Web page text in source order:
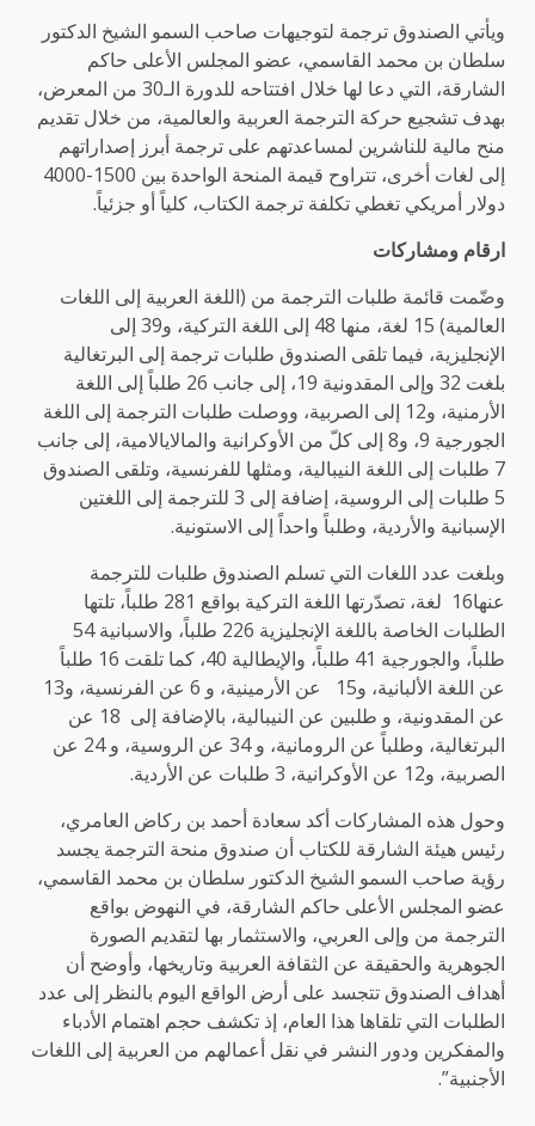
ويأتي الصندوق ترجمة لتوجيهات صاحب السمو الشيخ الدكتور
سلطان بن محمد القاسمي، عضو المجلس الأعلى حاكم
الشارقة، التي دعا لها خلال افتتاحه للدورة الـ30 من المعرض،
بهدف تشجيع حركة الترجمة العربية والعالمية، من خلال تقديم
منح مالية للناشرين لمساعدتهم على ترجمة أبرز إصداراتهم
إلى لغات أخرى، تتراوح قيمة المنحة الواحدة بين 1500-4000
دولار أمريكي تغطي تكلفة ترجمة الكتاب، كلياً أو جزئياً.
ارقام ومشاركات
وضّمت قائمة طلبات الترجمة من (اللغة العربية إلى اللغات
العالمية) 15 لغة، منها 48 إلى اللغة التركية، و39 إلى
الإنجليزية، فيما تلقى الصندوق طلبات ترجمة إلى البرتغالية
بلغت 32 وإلى المقدونية 19، إلى جانب 26 طلباً إلى اللغة
الأرمنية، و12 إلى الصربية، ووصلت طلبات الترجمة إلى اللغة
الجورجية 9، و8 إلى كلّ من الأوكرانية والمالايالامية، إلى جانب
7 طلبات إلى اللغة النيبالية، ومثلها للفرنسية، وتلقى الصندوق
5 طلبات إلى الروسية، إضافة إلى 3 للترجمة إلى اللغتين
الإسبانية والأردية، وطلباً واحداً إلى الاستونية.
وبلغت عدد اللغات التي تسلم الصندوق طلبات للترجمة
عنها16 لغة، تصدّرتها اللغة التركية بواقع 281 طلباً، تلتها
الطلبات الخاصة باللغة الإنجليزية 226 طلباً، والاسبانية 54
طلباً، والجورجية 41 طلباً، والإيطالية 40، كما تلقت 16 طلباً
عن اللغة الألبانية، و15 عن الأرمينية، و 6 عن الفرنسية، و13
عن المقدونية، و طلبين عن النيبالية، بالإضافة إلى 18 عن
البرتغالية، وطلباً عن الرومانية، و 34 عن الروسية، و 24 عن
الصربية، و12 عن الأوكرانية، 3 طلبات عن الأردية.
وحول هذه المشاركات أكد سعادة أحمد بن ركاض العامري،
رئيس هيئة الشارقة للكتاب أن صندوق منحة الترجمة يجسد
رؤية صاحب السمو الشيخ الدكتور سلطان بن محمد القاسمي،
عضو المجلس الأعلى حاكم الشارقة، في النهوض بواقع
الترجمة من وإلى العربي، والاستثمار بها لتقديم الصورة
الجوهرية والحقيقة عن الثقافة العربية وتاريخها، وأوضح أن
أهداف الصندوق تتجسد على أرض الواقع اليوم بالنظر إلى عدد
الطلبات التي تلقاها هذا العام، إذ تكشف حجم اهتمام الأدباء
والمفكرين ودور النشر في نقل أعمالهم من العربية إلى اللغات
الأجنبية”.